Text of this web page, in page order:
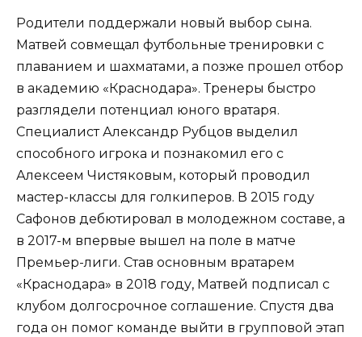
Родители поддержали новый выбор сына.
Матвей совмещал футбольные тренировки с
плаванием и шахматами, а позже прошел отбор
в академию «Краснодара». Тренеры быстро
разглядели потенциал юного вратаря.
Специалист Александр Рубцов выделил
способного игрока и познакомил его с
Алексеем Чистяковым, который проводил
мастер-классы для голкиперов. В 2015 году
Сафонов дебютировал в молодежном составе, а
в 2017-м впервые вышел на поле в матче
Премьер-лиги. Став основным вратарем
«Краснодара» в 2018 году, Матвей подписал с
клубом долгосрочное соглашение. Спустя два
года он помог команде выйти в групповой этап